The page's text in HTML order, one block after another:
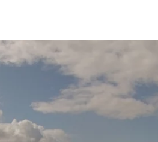
"Mit dem SUP die Neuendorfer